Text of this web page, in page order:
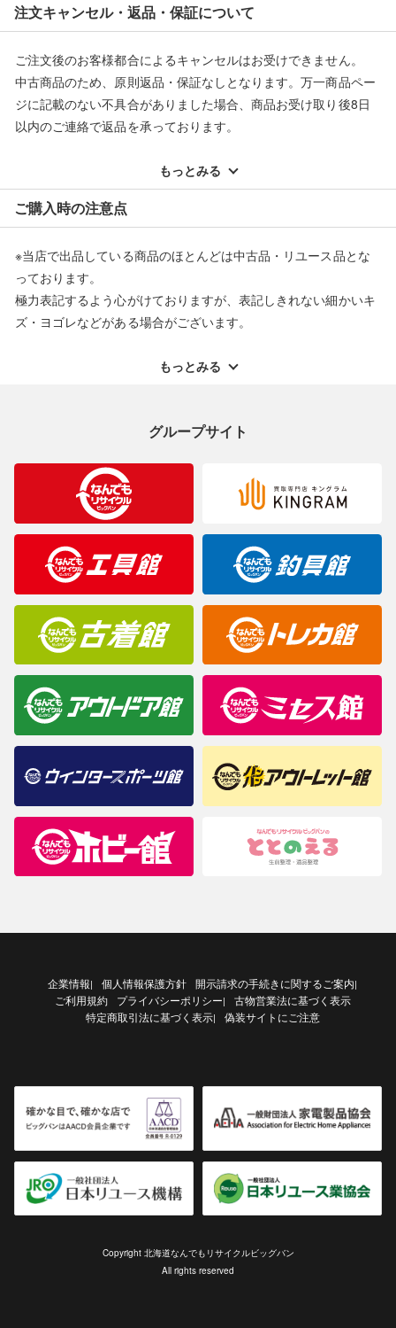
注文キャンセル・返品・保証について
ご注文後のお客様都合によるキャンセルはお受けできません。
中古商品のため、原則返品・保証なしとなります。万一商品ペー
ジに記載のない不具合がありました場合、商品お受け取り後8日
以内のご連絡で返品を承っております。
配送料ともに当社負担で対応いたします。
※オンラインストアで購入頂いた商品は、店頭での返品はお受け
できません。また、商品の修理及び交換に関しては承ることがで
返品・交換について
もっとみる
ご購入時の注意点
※当店で出品している商品のほとんどは中古品・リユース品とな
っております。
極力表記するよう心がけておりますが、表記しきれない細かいキ
ズ・ヨゴレなどがある場合がございます。
ご理解くださいますようお願い申し上げます。
合がございますのでご了承ください。
※表記したカラー名は、当社が判断した名称を掲載しています。
製造元が定めたカラー名と異なることもあります。色調などご不
明なことがありましたらご購入前にお問い合わせください。
商品について
もっとみる
グループサイト
企業情報| 個人情報保護方針 開示請求の手続きに関するご案内|
ご利用規約 プライバシーポリシー|
古物営業法に基づく表示
特定商取引法に基づく表示| 偽装サイトにご注意
Copyright 北海道なんでもリサイクルビッグバン
All rights reserved